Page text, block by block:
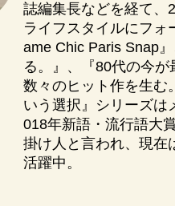
誌編集長などを経て、
ライフスタイルにフォ
ame Chic Paris Snap
る。』、『80代の今が
数々のヒット作を生む
いう選択』シリーズは
018年新語・流行語大
掛け人と言われ、現在
活躍中。